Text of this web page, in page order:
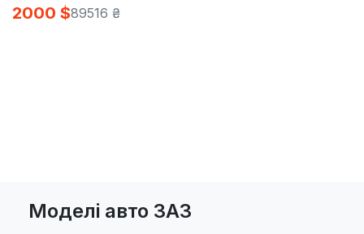
2000 $89516 ₴
Моделі авто ЗАЗ